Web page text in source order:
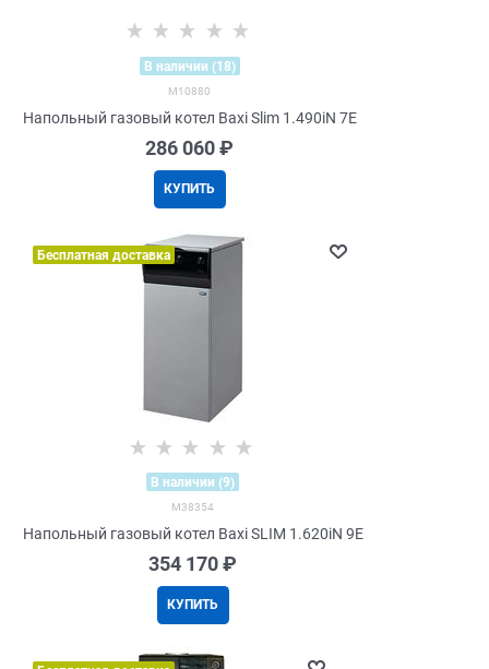
В наличии (18)
M10880
Напольный газовый котел Baxi Slim 1.490iN 7E
286 060 ₽
КУПИТЬ
Бесплатная доставка
В наличии (9)
M38354
Напольный газовый котел Baxi SLIM 1.620iN 9E
354 170 ₽
КУПИТЬ